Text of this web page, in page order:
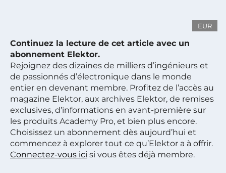
EUR
Continuez la lecture de cet article avec un
abonnement Elektor.
Rejoignez des dizaines de milliers d’ingénieurs et
de passionnés d’électronique dans le monde
entier en devenant membre. Profitez de l’accès au
magazine Elektor, aux archives Elektor, de remises
exclusives, d’informations en avant-première sur
les produits Academy Pro, et bien plus encore.
Choisissez un abonnement dès aujourd’hui et
commencez à explorer tout ce qu’Elektor a à offrir.
Connectez-vous ici si vous êtes déjà membre.